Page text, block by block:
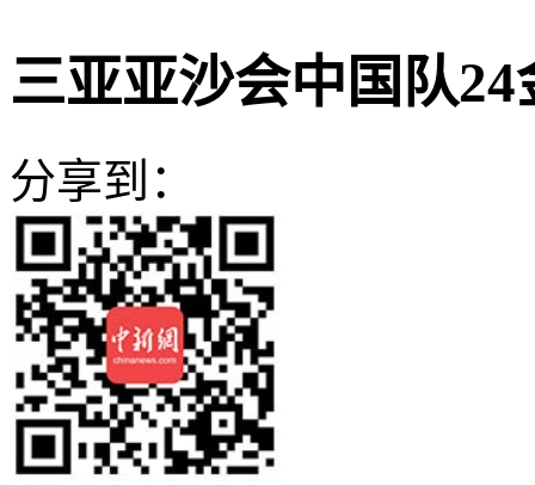
三亚亚沙会中国队
分享到：